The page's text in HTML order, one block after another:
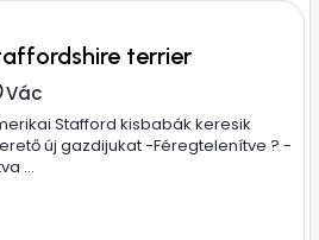
terrier
Vác
Stafford kisbabák keresik
új gazdijukat -Féregtelenítve ? -
...